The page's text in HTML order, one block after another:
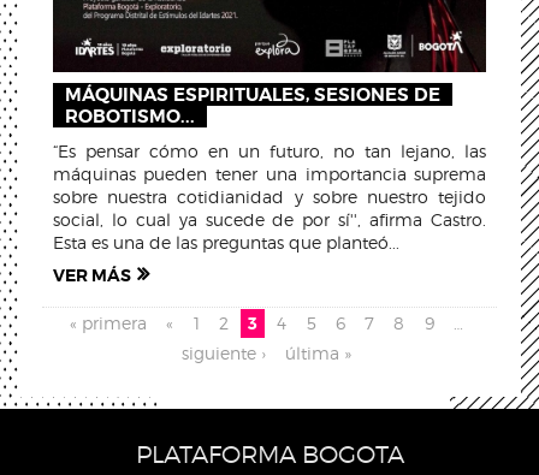
MÁQUINAS ESPIRITUALES, SESIONES DE
ROBOTISMO...
“Es pensar cómo en un futuro, no tan lejano, las
máquinas pueden tener una importancia suprema
sobre nuestra cotidianidad y sobre nuestro tejido
social, lo cual ya sucede de por sí'', afirma Castro.
Esta es una de las preguntas que planteó...
VER MÁS
Páginas
« primera « 1 2 3 4 5 6 7 8 9
siguiente ›
última »
PLATAFORMA BOGOTA